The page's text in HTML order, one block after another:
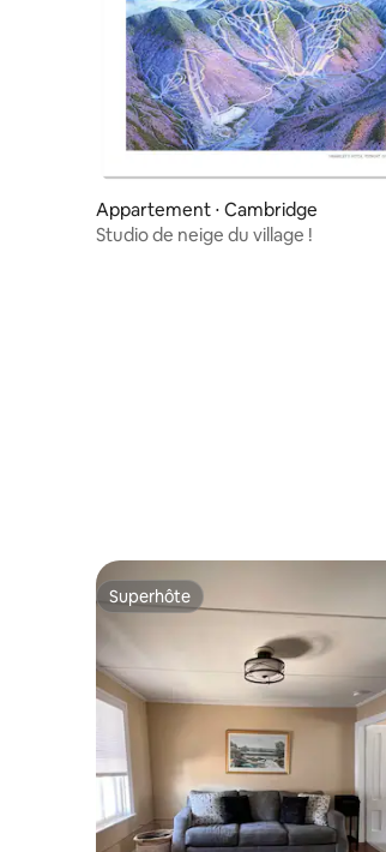
Appartement ⋅ Cambridge
Studio de neige du village !
Superhôte
Superhôte